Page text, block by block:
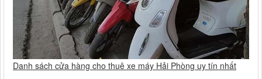
Danh sách cửa hàng cho thuê xe máy Hải Phòng uy tín nhất